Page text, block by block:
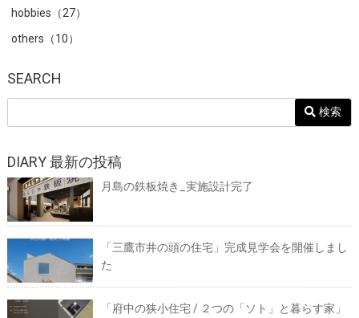
hobbies（27）
others（10）
SEARCH
検索
DIARY 最新の投稿
月島の鉄板焼き_実施設計完了
「三鷹市井の頭の住宅」完成見学会を開催しまし
た
「府中の狭小住宅 / ２つの「ソト」と暮らす家」